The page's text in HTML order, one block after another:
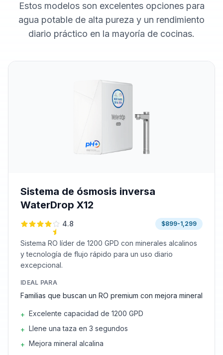
Estos modelos son excelentes opciones para
agua potable de alta pureza y un rendimiento
diario práctico en la mayoría de cocinas.
Sistema de ósmosis inversa
WaterDrop X12
4.8 $899-1,299
Sistema RO líder de 1200 GPD con minerales alcalinos
y tecnología de flujo rápido para un uso diario
excepcional.
IDEAL PARA
Familias que buscan un RO premium con mejora mineral
+ Excelente capacidad de 1200 GPD
+ Llene una taza en 3 segundos
+ Mejora mineral alcalina